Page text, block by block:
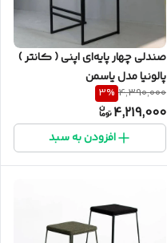
صندلی چهار پایه‌ای اپنی ( کانتر )
پالونیا مدل یاسمن
4,390,000
3%
4,219,000
افزودن به سبد